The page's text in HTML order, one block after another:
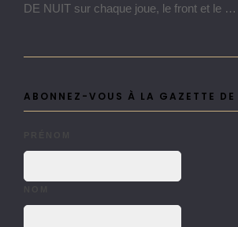
DE NUIT sur chaque joue, le front et le …
ABONNEZ-VOUS À LA GAZETTE DE